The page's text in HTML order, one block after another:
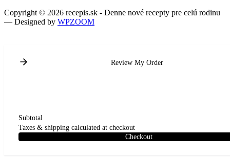
Copyright © 2026 recepis.sk - Denne nové recepty pre celú rodinu
— Designed by WPZOOM
Review My Order
Subtotal
Taxes & shipping calculated at checkout
Checkout